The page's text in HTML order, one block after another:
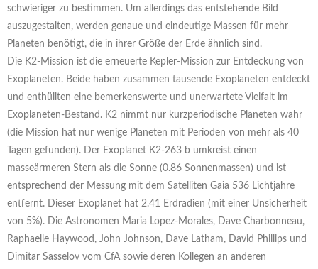
schwieriger zu bestimmen. Um allerdings das entstehende Bild
auszugestalten, werden genaue und eindeutige Massen für mehr
Planeten benötigt, die in ihrer Größe der Erde ähnlich sind.
Die K2-Mission ist die erneuerte Kepler-Mission zur Entdeckung von
Exoplaneten. Beide haben zusammen tausende Exoplaneten entdeckt
und enthüllten eine bemerkenswerte und unerwartete Vielfalt im
Exoplaneten-Bestand. K2 nimmt nur kurzperiodische Planeten wahr
(die Mission hat nur wenige Planeten mit Perioden von mehr als 40
Tagen gefunden). Der Exoplanet K2-263 b umkreist einen
masseärmeren Stern als die Sonne (0.86 Sonnenmassen) und ist
entsprechend der Messung mit dem Satelliten Gaia 536 Lichtjahre
entfernt. Dieser Exoplanet hat 2.41 Erdradien (mit einer Unsicherheit
von 5%). Die Astronomen Maria Lopez-Morales, Dave Charbonneau,
Raphaelle Haywood, John Johnson, Dave Latham, David Phillips und
Dimitar Sasselov vom CfA sowie deren Kollegen an anderen